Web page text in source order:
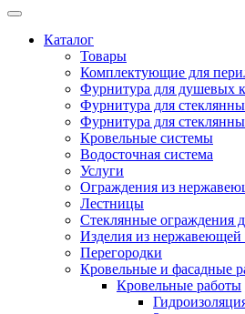
Каталог
Товары
Комплектующие для
Фурнитура для душевых
Фурнитура для
Фурнитура для
Кровельные системы
Водосточная система
Услуги
Ограждения из
Лестницы
Стеклянные ограждения
Изделия из нержавеющей
Перегородки
Кровельные и фасадные
Кровельные работы